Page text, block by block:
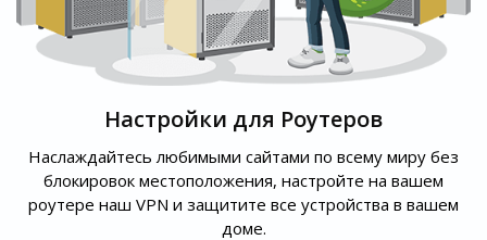
Настройки для Роутеров
Наслаждайтесь любимыми сайтами по всему миру без
блокировок местоположения, настройте на вашем
роутере наш VPN и защитите все устройства в вашем
доме.